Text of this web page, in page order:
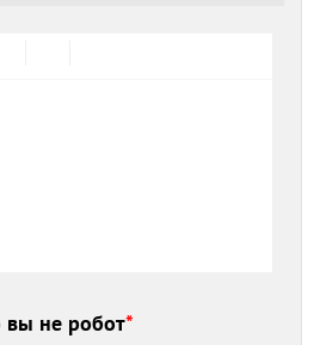
вы не робот*